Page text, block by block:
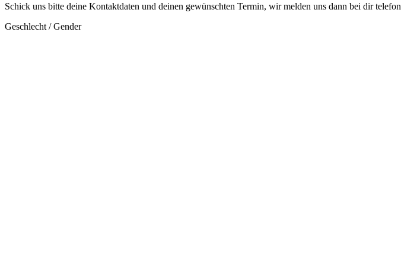
Schick uns bitte deine Kontaktdaten und deinen gewünschten Termin, wir melden uns dann bei dir
Geschlecht / Gender